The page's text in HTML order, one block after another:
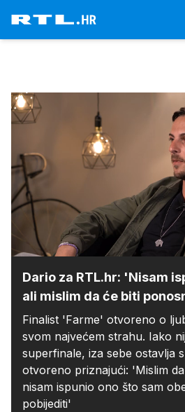
Upali
zvuk
Loaded
27.56%
Dario za RTL.hr: 'Nisam
ali mislim da će biti
Finalist 'Farme' otvoreno o
svom najvećem strahu. Iako
superfinale, iza sebe ostavlja
otvoreno priznajući: 'Mislim
nisam ispunio ono što sam
pobijediti'